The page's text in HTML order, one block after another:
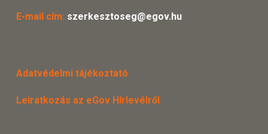
E-mail cím: szerkesztoseg@egov.hu
Adatvédelmi tájékoztató
Leiratkozás az eGov Hírlevélről